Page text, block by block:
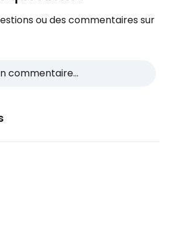
ou des commentaires sur
commentaire...